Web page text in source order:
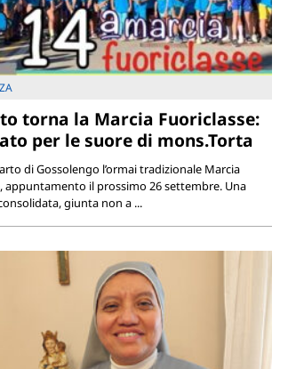
torna la Marcia Fuoriclasse:
per le suore di mons.Torta
di Gossolengo l’ormai tradizionale Marcia
appuntamento il prossimo 26 settembre. Una
giunta non a ...